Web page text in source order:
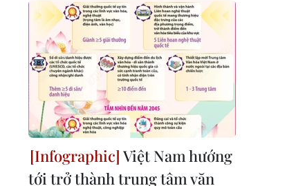
Việt Nam hướng
tới trở thành trung tâm văn